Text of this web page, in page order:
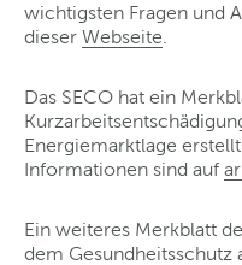
wichtigsten Fragen und
dieser Webseite
Das SECO hat ein
Energiemarktlage
Informationen sind auf
Ein weiteres Merkblatt
dem Gesundheitsschutz